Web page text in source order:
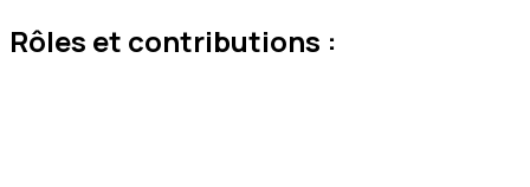
Rôles et contributions :